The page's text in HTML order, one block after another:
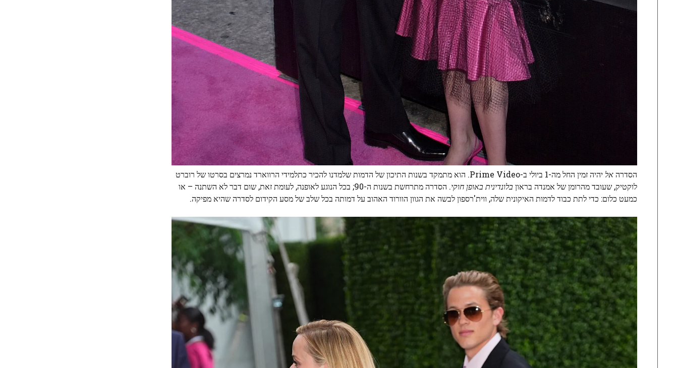
הסדרהאל
יהיה זמין החל מה-1 ביולי ב-Prime Video. הוא מתמקד בשנות התיכון של הדמות שלמדנו להכיר כתלמידי הרווארד נמרצים בסרטו של רוברט
לוקטיק, שעובד מהרומן של אמנדה בראון בלונדינית באופן חוקי
. הסדרה מתרחשת בשנות ה-90; בכל הנוגע לאופנה, לעומת זאת, שום דבר לא השתנה – או
כמעט כלום: כדי לתת כבוד לדמות האיקונית שלה, ווית'רספון לבשה את הגוון הוורוד האהוב על דמותה בכל שלב של מסע הקידום לסדרה שהיא מפיקה.